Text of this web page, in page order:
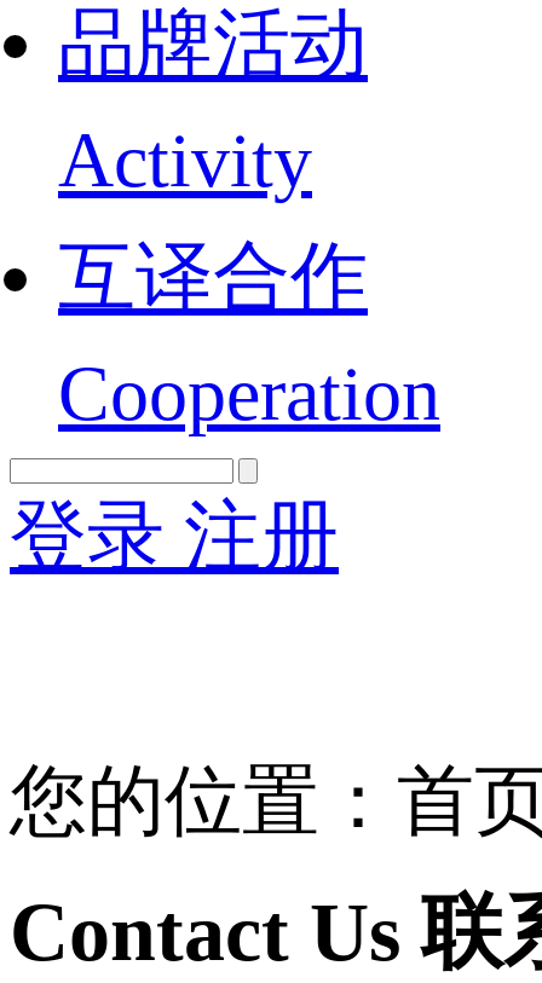
品牌活动
Activity
互译合作
Cooperation
登录 注册
您的位置：首
Contact Us 联